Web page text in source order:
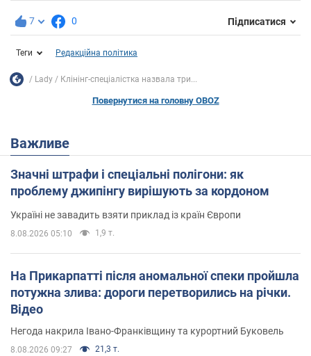
7 0 Підписатися
Теги Редакційна політика
Lady Клінінг-спеціалістка назвала три...
Повернутися на головну OBOZ
Важливе
Значні штрафи і спеціальні полігони: як
проблему джипінгу вирішують за кордоном
Україні не завадить взяти приклад із країн Європи
8.08.2026 05:10 1,9 т.
На Прикарпатті після аномальної спеки пройшла
потужна злива: дороги перетворились на річки.
Відео
Негода накрила Івано-Франківщину та курортний Буковель
8.08.2026 09:27 21,3 т.